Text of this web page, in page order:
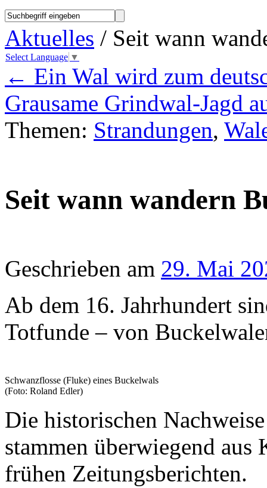
Aktuelles / Seit wann
Select Language ▼
← Ein Wal wird zum
Grausame Grindwal-Jagd
Themen: Strandungen,
Seit wann wandern
Geschrieben am 29. Mai
Ab dem 16. Jahrhundert
Totfunde – von
Schwanzflosse (Fluke) eines Buckelwals
(Foto: Roland Edler)
Die historischen
stammen überwiegend
frühen Zeitungsberichten.